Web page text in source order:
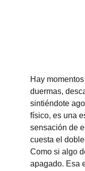
Hay
duermas,
sintiéndote
físico, es una
sensación de
cuesta el
Como si algo
apagado. Esa